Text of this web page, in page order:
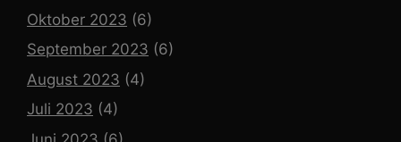
Oktober 2023 (6)
September 2023 (6)
August 2023 (4)
Juli 2023 (4)